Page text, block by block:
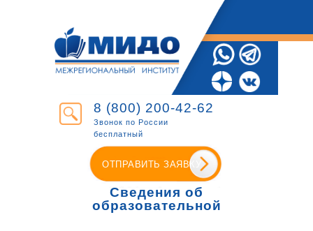
8 (800) 200-42-62
Звонок по России
бесплатный
ОТПРАВИТЬ ЗАЯВКУ
Сведения об
образовательной